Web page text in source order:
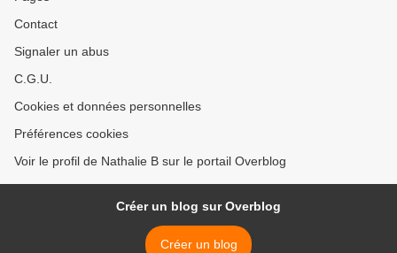
Contact
Signaler un abus
C.G.U.
Cookies et données personnelles
Préférences cookies
Voir le profil de Nathalie B sur le portail Overblog
Créer un blog sur Overblog
Créer un blog